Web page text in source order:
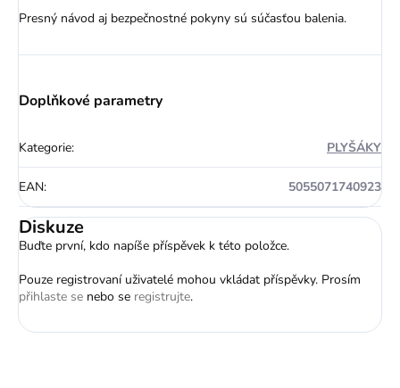
Presný návod aj bezpečnostné pokyny sú súčasťou balenia.
Doplňkové parametry
Kategorie: PLYŠÁKY
EAN: 5055071740923
Diskuze
Buďte první, kdo napíše příspěvek k této položce.
Pouze registrovaní uživatelé mohou vkládat příspěvky. Prosím
přihlaste se nebo se registrujte.